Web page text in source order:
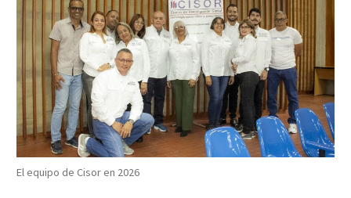
El equipo de Cisor en 2026